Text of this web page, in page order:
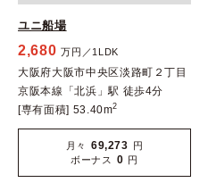
ユニ船場
2,680 万円／1LDK
大阪府大阪市中央区淡路町２丁目
京阪本線「北浜」駅 徒歩4分
[専有面積] 53.40m2
月々 69,273 円
ボーナス
0 円